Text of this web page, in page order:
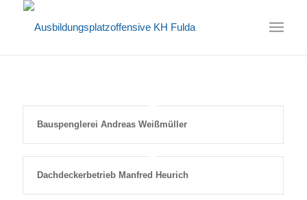
Bauspenglerei Andreas Weißmüller
Dachdeckerbetrieb Manfred Heurich